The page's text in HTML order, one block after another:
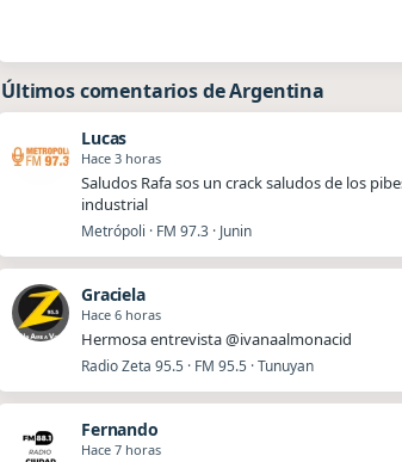
Últimos comentarios de Argentina
Lucas
Hace 3 horas
Saludos Rafa sos un crack saludos de los
industrial
Metrópoli · FM 97.3 · Junin
Graciela
Hace 6 horas
Hermosa entrevista @ivanaalmonacid
Radio Zeta 95.5 · FM 95.5 · Tunuyan
Fernando
Hace 7 horas